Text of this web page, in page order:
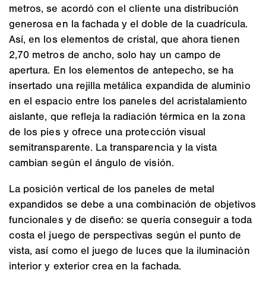
metros, se acordó con el cliente una distribución
generosa en la fachada y el doble de la cuadrícula.
Así, en los elementos de cristal, que ahora tienen
2,70 metros de ancho, solo hay un campo de
apertura. En los elementos de antepecho, se ha
insertado una rejilla metálica expandida de aluminio
en el espacio entre los paneles del acristalamiento
aislante, que refleja la radiación térmica en la zona
de los pies y ofrece una protección visual
semitransparente. La transparencia y la vista
cambian según el ángulo de visión.
La posición vertical de los paneles de metal
expandidos se debe a una combinación de objetivos
funcionales y de diseño: se quería conseguir a toda
costa el juego de perspectivas según el punto de
vista, así como el juego de luces que la iluminación
interior y exterior crea en la fachada.